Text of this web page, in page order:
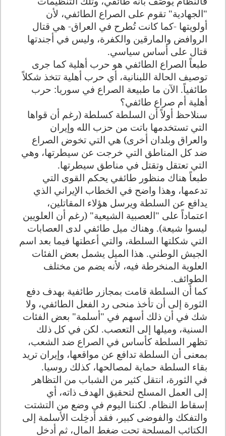
"الجهادية" تقوم على الصراع الطائفي، لأن
أولويتها -كما كانت تُطرح في العراق- هي قتال
الروافض والمارقين والكفرة، وليس في أجندتها
قتال على أساس سياسي.
طبعاً الصراع الطائفي هو حرب أهلية كما جرى
توصيف الحالة اللبنانية، أي حرب أهلية تتخذ شكلاً
طائفياً. الآن ما طبيعة الصراع في سوريا: حرب
أهلية أم صراع طائفي؟
سنلاحظ أولاً أن السلطة كسلطة (رغم أن قواها
التي تستخدمها باتت من حزب الله وإيران
والعراق وبلدان أخرى) هي التي تخوض الصراع
ضد كل المناطق التي خرجت عن سيطرتها، وهي
التي تعتقل وتقتل في مناطق سيطرتها.
طبعاً هناك منظور طائفي يحكم القوى التي
تدعمها، وهذا واضح في الخطاب الإيراني الذي
يدافع عن السلطة ويرسل هؤلاء المقاتلين،
اعتماداً على "العصبية الشيعية" (رغم أن العلويين
ليسوا شيعة). وهناك ميل طائفي لدى العصابات
التي شكلتها السلطة، والتي أعطتها فيما بعد اسم
الجيش الوطني. هذا الميل يشمل بعض الفئات
العلوية المنخرطة فيه، لأنه يضم من مختلف
الطوائف.
كما أن السلطة قامت بمجازر طائفية بهدف دفع
الثورة إلى أن تأخذ منحى رد الفعل الطائفي، ولا
شك في أن ذلك أسهم في "أسلمة" بعض الفئات
السنية، وميلها إلى التعصب. لكن في كل ذلك
تظهر السلطة كأساس في الصراع ضد الشعب،
بمعنى أن السلطة تدافع عن مواقعها، وإيران تريد
بقاء السلطة حماية لمصالحها، كذلك روسيا.
في الثورة، انتقل كثير من الشباب من التظاهر
إلى العمل المسلح لتحقيق الهدف ذاته، أي
إسقاط النظام. لكننا اليوم في وضع من التشتت
والتفكك والفوضى كبير، فقد أدخِلت الأسلمة إلى
الكتائب المسلحة تحت ضغط المال، ثم أدخل